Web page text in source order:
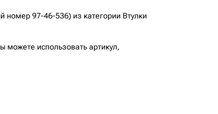
97-46-536) из категории Втулки
можете использовать артикул,